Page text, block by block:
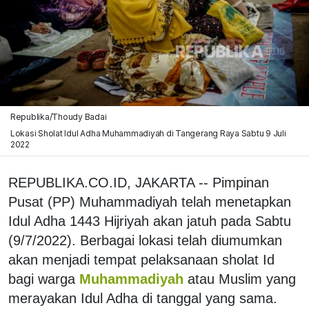
Republika/Thoudy Badai
Lokasi Sholat Idul Adha Muhammadiyah di Tangerang Raya Sabtu 9 Juli
2022
REPUBLIKA.CO.ID, JAKARTA -- Pimpinan
Pusat (PP) Muhammadiyah telah menetapkan
Idul Adha 1443 Hijriyah akan jatuh pada Sabtu
(9/7/2022). Berbagai lokasi telah diumumkan
akan menjadi tempat pelaksanaan sholat Id
bagi warga Muhammadiyah atau Muslim yang
merayakan Idul Adha di tanggal yang sama.